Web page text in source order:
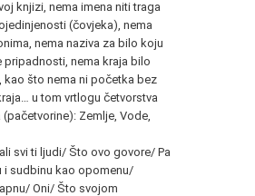
knjizi, nema imena niti traga
(čovjeka), nema
nema naziva za bilo koju
nema kraja bilo
kao što nema ni početka bez
u tom vrtlogu četvorstva
Zemlje, Vode,
svi ti ljudi/ Što ovo govore/ Pa
i sudbinu kao opomenu/
Oni/ Što svojom